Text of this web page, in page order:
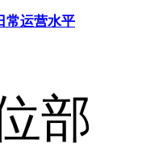
常运营水平
部